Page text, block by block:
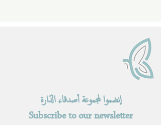
إنضموا لمجموعة أصدقاء الدّارة
Subscribe to our newsletter